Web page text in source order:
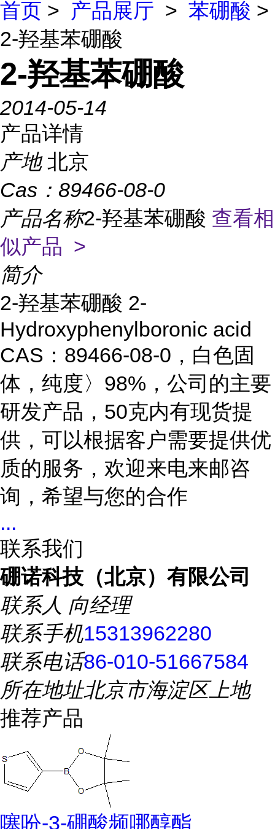
首页 > 产品展厅 > 苯硼酸 >
2-羟基苯硼酸
2-羟基苯硼酸
2014-05-14
产品详情
产地 北京
Cas： 89466-08-0
产品名称2-羟基苯硼酸 查看相
似产品 >
简介
2-羟基苯硼酸 2-
Hydroxyphenylboronic acid
CAS：89466-08-0，白色固
体，纯度〉98%，公司的主要
研发产品，50克内有现货提
供，可以根据客户需要提供优
质的服务，欢迎来电来邮咨
询，希望与您的合作
...
联系我们
硼诺科技（北京）有限公司
联系人 向经理
联系手机15313962280
联系电话86-010-51667584
所在地址北京市海淀区上地
推荐产品
噻吩-3-硼酸频哪醇酯